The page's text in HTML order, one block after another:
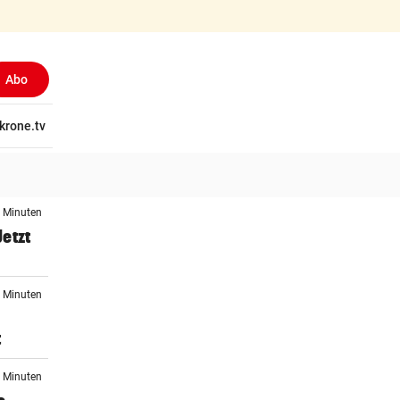
Abo
krone.tv
Minuten
Minuten
Minuten